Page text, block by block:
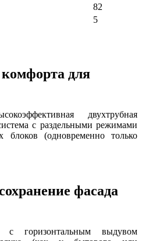
82
5
для
двухтрубная
с раздельными режимами
блоков (одновременно только
фасада
горизонтальным выдувом